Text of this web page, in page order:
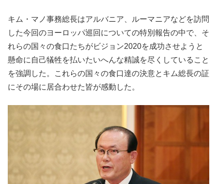
キム・マノ事務総長はアルバニア、ルーマニアなどを訪問
した今回のヨーロッパ巡回についての特別報告の中で、そ
れらの国々の食口たちがビジョン2020を成功させようと
懸命に自己犠牲を払いたいへんな精誠を尽くしていること
を強調した。これらの国々の食口達の決意とキム総長の証
にその場に居合わせた皆が感動した。